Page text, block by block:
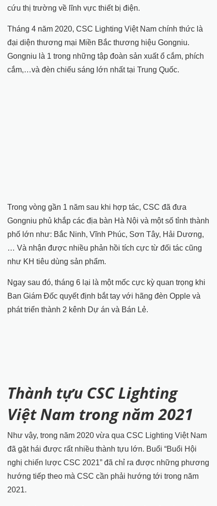
cứu thị trường về lĩnh vực thiết bị điện.
Tháng 4 năm 2020, CSC Lighting Việt Nam chính thức là
đại diện thương mại Miền Bắc thương hiệu Gongniu.
Gongniu là 1 trong những tập đoàn sản xuất ổ cắm, phích
cắm,…và đèn chiếu sáng lớn nhất tại Trung Quốc.
Trong vòng gần 1 năm sau khi hợp tác, CSC đã đưa
Gongniu phủ khắp các địa bàn Hà Nội và một số tỉnh thành
phố lớn như: Bắc Ninh, Vĩnh Phúc, Sơn Tây, Hải Dương,
… Và nhận được nhiều phản hồi tích cực từ đối tác cũng
như KH tiêu dùng sản phẩm.
Ngay sau đó, tháng 6 lại là một mốc cực kỳ quan trọng khi
Ban Giám Đốc quyết định bắt tay với hãng đèn Opple và
phát triển thành 2 kênh Dự án và Bán Lẻ.
Thành tựu CSC Lighting
Việt Nam trong năm 2021
Như vậy, trong năm 2020 vừa qua CSC Lighting Việt Nam
đã gặt hái được rất nhiều thành tựu lớn. Buổi “Buổi Hội
nghị chiến lược CSC 2021” đã chỉ ra được những phương
hướng tiếp theo mà CSC cần phải hướng tới trong năm
2021.